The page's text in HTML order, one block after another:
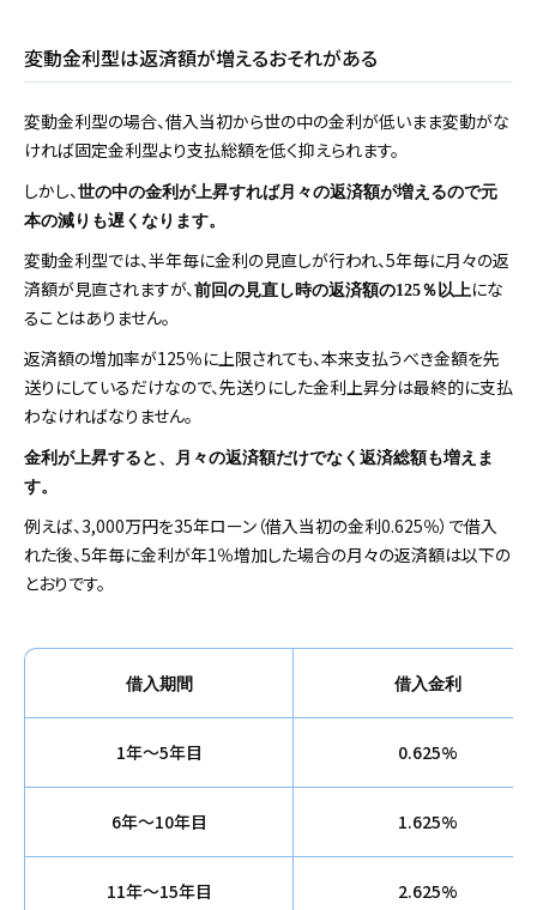
変動金利型は返済額が増えるおそれがある
変動金利型の場合、借入当初から世の中の金利が低いまま変動がな
ければ固定金利型より支払総額を低く抑えられます。
しかし、 世の中の金利が上昇すれば月々の返済額が増えるので元
本の減りも遅くなります。
変動金利型では、半年毎に金利の見直しが行われ、5年毎に月々の返
済額が見直されますが、 前回の見直し時の返済額の125％以上 にな
ることはありません。
返済額の増加率が125％に上限されても、本来支払うべき金額を先
送りにしているだけなので、先送りにした金利上昇分は最終的に支払
わなければなりません。
金利が上昇すると、月々の返済額だけでなく返済総額も増えま
す。
例えば、3,000万円を35年ローン（借入当初の金利0.625％）で借入
れた後、5年毎に金利が年1％増加した場合の月々の返済額は以下の
とおりです。
借入期間 借入金利
1年～5年目 0.625%
6年～10年目 1.625%
11年～15年目 2.625%